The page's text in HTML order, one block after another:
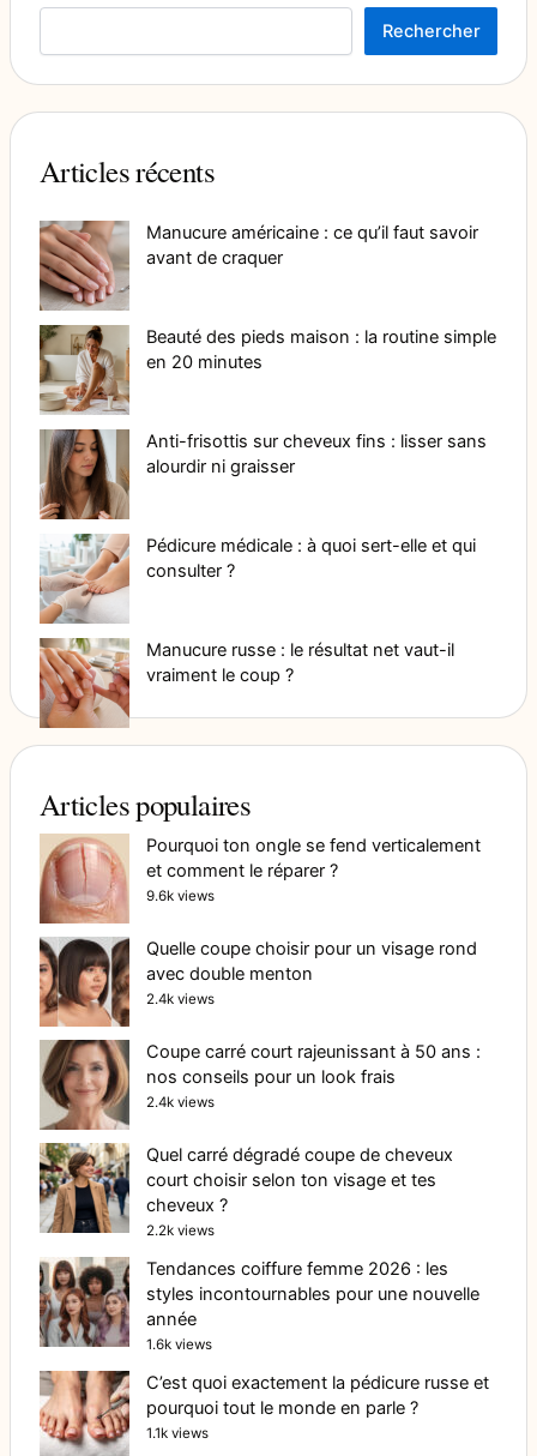
Rechercher
Articles récents
Manucure américaine : ce qu’il faut savoir
avant de craquer
Beauté des pieds maison : la routine simple
en 20 minutes
Anti-frisottis sur cheveux fins : lisser sans
alourdir ni graisser
Pédicure médicale : à quoi sert-elle et qui
consulter ?
Manucure russe : le résultat net vaut-il
vraiment le coup ?
Articles populaires
Pourquoi ton ongle se fend verticalement
et comment le réparer ?
9.6k views
Quelle coupe choisir pour un visage rond
avec double menton
2.4k views
Coupe carré court rajeunissant à 50 ans :
nos conseils pour un look frais
2.4k views
Quel carré dégradé coupe de cheveux
court choisir selon ton visage et tes
cheveux ?
2.2k views
Tendances coiffure femme 2026 : les
styles incontournables pour une nouvelle
année
1.6k views
C’est quoi exactement la pédicure russe et
pourquoi tout le monde en parle ?
1.1k views